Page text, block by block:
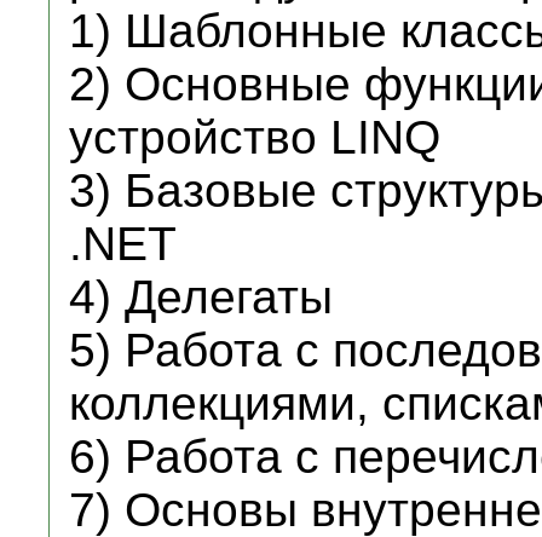
1) Шаблонные
2) Основные
устройство LINQ
3) Базовые
.NET
4) Делегаты
5) Работа с
коллекциями,
6) Работа с
7) Основы